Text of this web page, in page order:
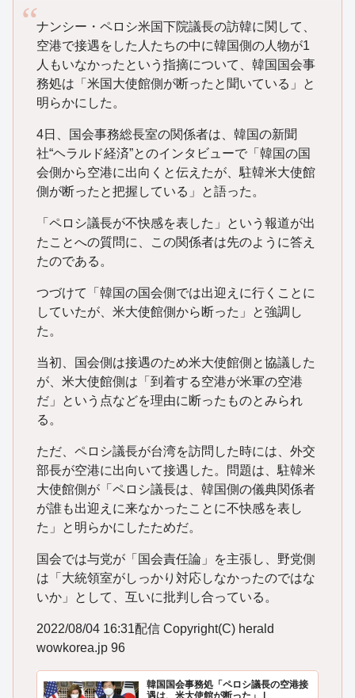
ナンシー・ペロシ米国下院議長の訪韓に関して、
空港で接遇をした人たちの中に韓国側の人物が1
人もいなかったという指摘について、韓国国会事
務処は「米国大使館側が断ったと聞いている」と
明らかにした。
4日、国会事務総長室の関係者は、韓国の新聞
社“ヘラルド経済”とのインタビューで「韓国の国
会側から空港に出向くと伝えたが、駐韓米大使館
側が断ったと把握している」と語った。
「ペロシ議長が不快感を表した」という報道が出
たことへの質問に、この関係者は先のように答え
たのである。
つづけて「韓国の国会側では出迎えに行くことに
していたが、米大使館側から断った」と強調し
た。
当初、国会側は接遇のため米大使館側と協議した
が、米大使館側は「到着する空港が米軍の空港
だ」という点などを理由に断ったものとみられ
る。
ただ、ペロシ議長が台湾を訪問した時には、外交
部長が空港に出向いて接遇した。問題は、駐韓米
大使館側が「ペロシ議長は、韓国側の儀典関係者
が誰も出迎えに来なかったことに不快感を表し
た」と明らかにしたためだ。
国会では与党が「国会責任論」を主張し、野党側
は「大統領室がしっかり対応しなかったのではな
いか」として、互いに批判し合っている。
2022/08/04 16:31配信 Copyright(C) herald
wowkorea.jp 96
韓国国会事務処「ペロシ議長の空港接